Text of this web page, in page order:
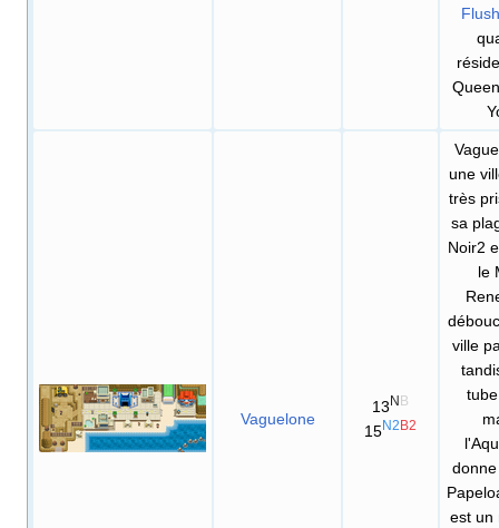
Vaguelone
13 N B
15N2 B2
une
très
sa
Noir2
le
ville
est un